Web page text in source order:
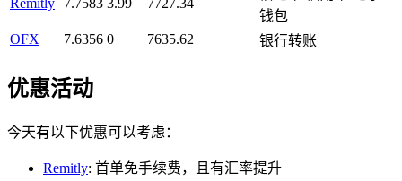
Remitly 7.7583 3.99 7727.34
钱包
OFX
7.6356 0 7635.62 银行转账
优惠活动
今天有以下优惠可以考虑：
Remitly: 首单免手续费，且有汇率提升